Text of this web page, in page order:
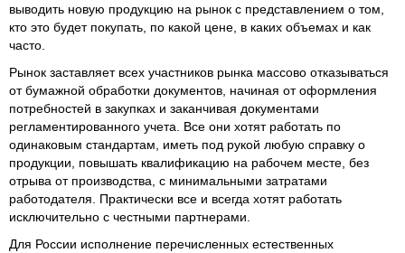
выводить новую продукцию на рынок с представлением о том,
кто это будет покупать, по какой цене, в каких объемах и как
часто.
Рынок заставляет всех участников рынка массово отказываться
от бумажной обработки документов, начиная от оформления
потребностей в закупках и заканчивая документами
регламентированного учета. Все они хотят работать по
одинаковым стандартам, иметь под рукой любую справку о
продукции, повышать квалификацию на рабочем месте, без
отрыва от производства, с минимальными затратами
работодателя. Практически все и всегда хотят работать
исключительно с честными партнерами.
Для России исполнение перечисленных естественных